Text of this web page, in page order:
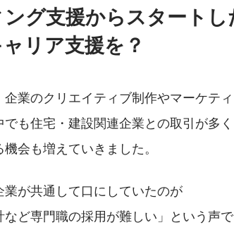
グ支援からスタート
リア支援を？
業のクリエイティブ制作やマーケテ
も住宅・建設関連企業との取引が多
会も増えていきました。
が共通して口にしていたのが
など専門職の採用が難しい」という声で